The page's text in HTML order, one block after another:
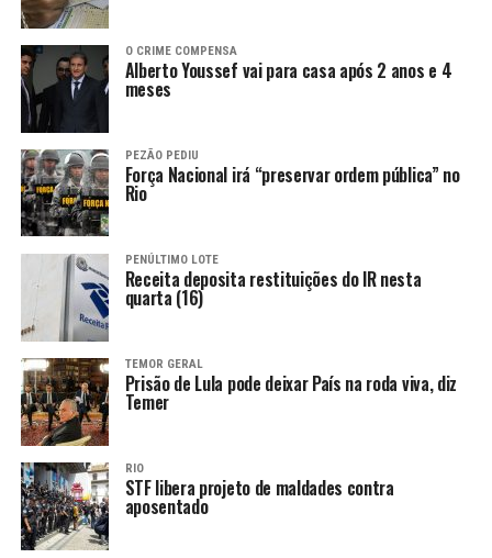
O CRIME COMPENSA
Alberto Youssef vai para casa após 2 anos e 4
meses
PEZÃO PEDIU
Força Nacional irá “preservar ordem pública” no
Rio
PENÚLTIMO LOTE
Receita deposita restituições do IR nesta
quarta (16)
TEMOR GERAL
Prisão de Lula pode deixar País na roda viva, diz
Temer
RIO
STF libera projeto de maldades contra
aposentado